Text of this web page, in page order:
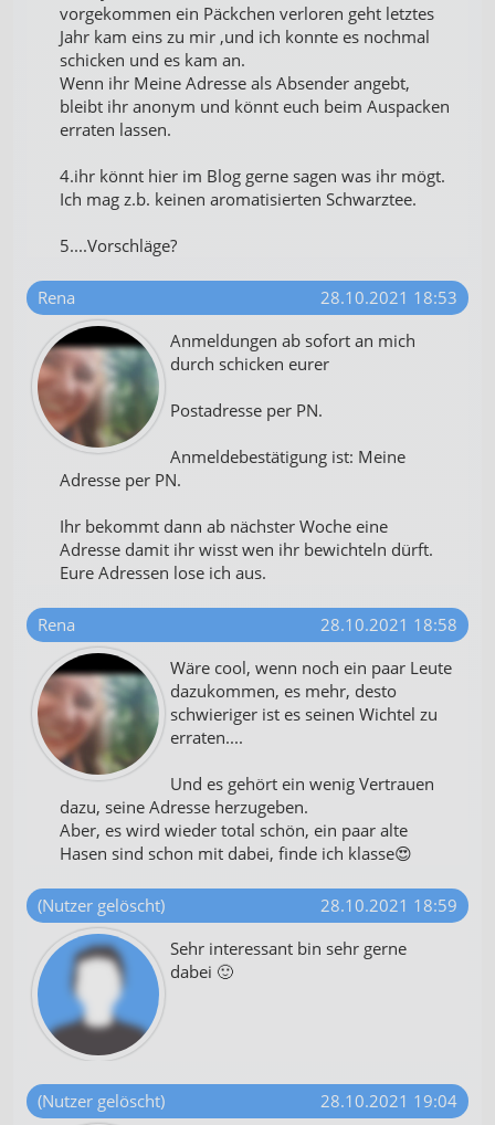
vorgekommen ein Päckchen verloren geht letztes
Jahr kam eins zu mir ,und ich konnte es nochmal
schicken und es kam an.
Wenn ihr Meine Adresse als Absender angebt,
bleibt ihr anonym und könnt euch beim Auspacken
erraten lassen.
4.ihr könnt hier im Blog gerne sagen was ihr mögt.
Ich mag z.b. keinen aromatisierten Schwarztee.
5....Vorschläge?
Rena
28.10.2021 18:53
Anmeldungen ab sofort an mich
durch schicken eurer
Postadresse per PN.
Anmeldebestätigung ist: Meine
Adresse per PN.
Ihr bekommt dann ab nächster Woche eine
Adresse damit ihr wisst wen ihr bewichteln dürft.
Eure Adressen lose ich aus.
Rena
28.10.2021 18:58
Wäre cool, wenn noch ein paar Leute
dazukommen, es mehr, desto
schwieriger ist es seinen Wichtel zu
erraten....
Und es gehört ein wenig Vertrauen
dazu, seine Adresse herzugeben.
Aber, es wird wieder total schön, ein paar alte
Hasen sind schon mit dabei, finde ich klasse😍
(Nutzer gelöscht)
28.10.2021 18:59
Sehr interessant bin sehr gerne
dabei 🙂
(Nutzer gelöscht)
28.10.2021 19:04